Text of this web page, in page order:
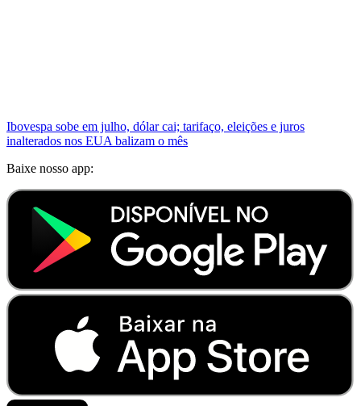
Ibovespa sobe em julho, dólar cai; tarifaço, eleições e juros
inalterados nos EUA balizam o mês
Baixe nosso app: